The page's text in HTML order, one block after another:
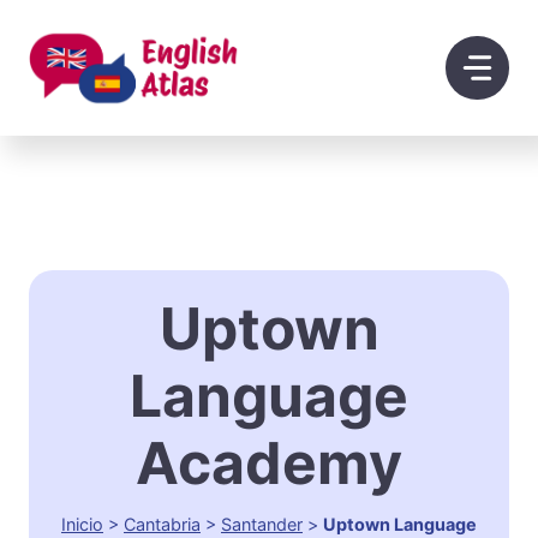
contenido
Uptown
Language
Academy
Inicio > Cantabria > Santander > Uptown Language